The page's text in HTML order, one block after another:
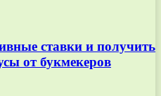
ставки и получить
от букмекеров